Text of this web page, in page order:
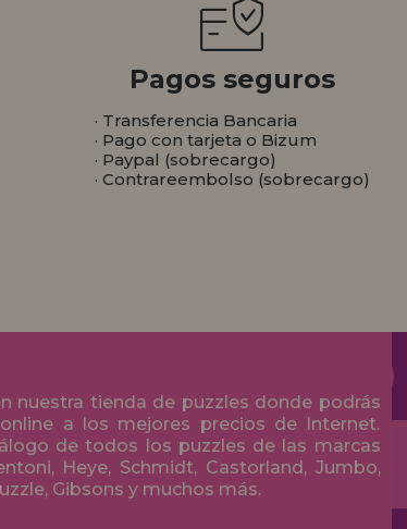
Pagos seguros
· Transferencia Bancaria
· Pago con tarjeta o Bizum
· Paypal (sobrecargo)
· Contrareembolso (sobrecargo)
nuestra tienda de puzzles donde podrás
a los mejores precios de Internet.
de todos los puzzles de las marcas
Heye, Schmidt, Castorland, Jumbo,
Gibsons y muchos más.